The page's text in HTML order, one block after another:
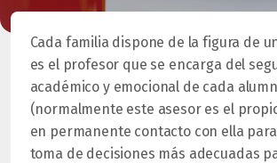
Cada familia dispone de la figura de
es el profesor que se encarga del
académico y emocional de cada
(normalmente este asesor es el
en permanente contacto con ella
toma de decisiones más adecuadas